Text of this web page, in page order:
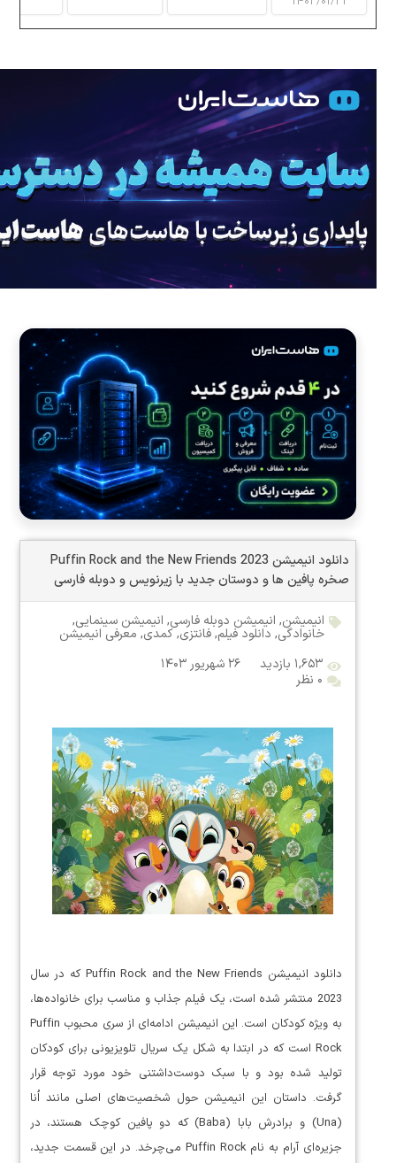
دانلود انیمیشن Puffin Rock and the New Friends 2023
صخره پافین ها و دوستان جدید با زیرنویس و دوبله فارسی
انیمیشن, انیمیشن دوبله فارسی, انیمیشن سینمایی,
خانوادگی, دانلود فیلم,فانتزی,کمدی, معرفی انیمیشن
۱,۶۵۳ بازدید
۲۶ شهریور ۱۴۰۳
۰ نظر
دانلود انیمیشن Puffin Rock and the New Friends که در سال
2023 منتشر شده است، یک فیلم جذاب و مناسب برای خانواده‌ها،
به ویژه کودکان است. این انیمیشن ادامه‌ای از سری محبوب Puffin
Rock است که در ابتدا به شکل یک سریال تلویزیونی برای کودکان
تولید شده بود و با سبک دوست‌داشتنی خود مورد توجه قرار
گرفت. داستان این انیمیشن حول شخصیت‌های اصلی مانند اُنا
(Una) و برادرش بابا (Baba) که دو پافین کوچک هستند، در
جزیره‌ای آرام به نام Puffin Rock می‌چرخد. در این قسمت جدید،